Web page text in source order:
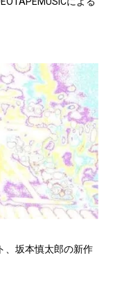
、坂本慎太郎の新作